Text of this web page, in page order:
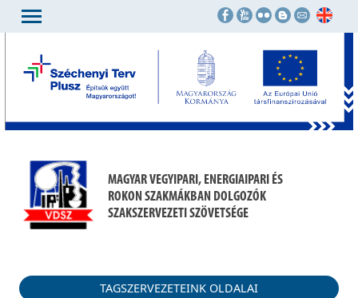
MAGYAR VEGYIPARI, ENERGIAIPARI ÉS
ROKON SZAKMÁKBAN DOLGOZÓK
SZAKSZERVEZETI SZÖVETSÉGE
TAGSZERVEZETEINK OLDALAI